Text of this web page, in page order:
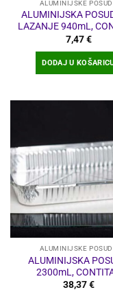
ALUMINIJSKE
ALUMINIJSKA
LAZANJE 940mL,
7,47€
DODAJ U
ALUMINIJSKE
ALUMINIJSKA
2300mL,
38,37€